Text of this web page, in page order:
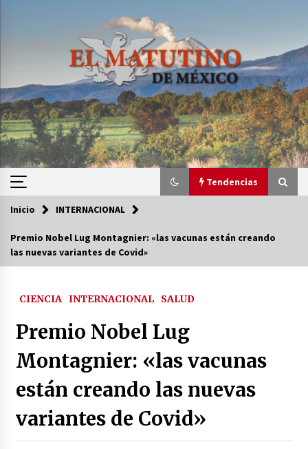
Tendencias
Tendencias
Héctor Díaz-Polanco renuncia a la presidencia
de Morena en la CDMX
SMN alerta por lluvias intensas, granizo y calor
extremo en gran parte de México
2 semanas atrás
Inicio INTERNACIONAL
Premio Nobel Lug Montagnier: «las vacunas están creando
las nuevas variantes de Covid»
CIENCIA INTERNACIONAL SALUD
Premio Nobel Lug
Montagnier: «las vacunas
están creando las nuevas
variantes de Covid»